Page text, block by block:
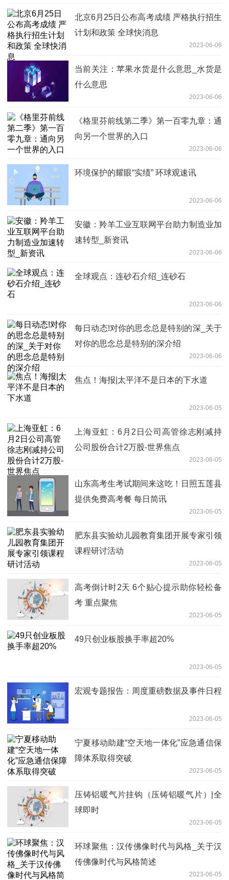
北京6月25日公布高考成绩 严格执行招生
计划和政策 全球快消息
2023-06-06
当前关注：苹果水货是什么意思_水货是
什么意思
2023-06-06
《格里芬前线第二季》第一百零九章：通
向另一个世界的入口
2023-06-06
环境保护的耀眼“实绩” 环球观速讯
2023-06-06
安徽：羚羊工业互联网平台助力制造业加
速转型_新资讯
2023-06-06
全球观点：连砂石介绍_连砂石
2023-06-06
每日动态!对你的思念总是特别的深_关于
对你的思念总是特别的深介绍
2023-06-06
焦点！海报|太平洋不是日本的下水道
2023-06-05
上海亚虹：6月2日公司高管徐志刚减持
公司股份合计2万股-世界焦点
2023-06-05
山东高考生考试期间来这吃！日照五莲县
提供免费高考餐 每日简讯
2023-06-05
肥东县实验幼儿园教育集团开展专家引领
课程研讨活动
2023-06-05
高考倒计时2天 6个贴心提示助你轻松备
考 重点聚焦
2023-06-05
49只创业板股换手率超20%
2023-06-05
宏观专题报告：周度重磅数据及事件日程
2023-06-05
宁夏移动助建“空天地一体化”应急通信保
障体系取得突破
2023-06-05
压铸铝暖气片挂钩（压铸铝暖气片）|全
球即时
2023-06-05
环球聚焦：汉传佛像时代与风格_关于汉
传佛像时代与风格简述
2023-06-05